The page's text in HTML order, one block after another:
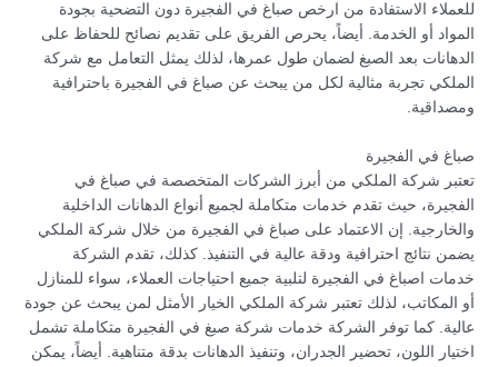
للعملاء الاستفادة من ارخص صباغ في الفجيرة دون التضحية بجودة
المواد أو الخدمة. أيضاً، يحرص الفريق على تقديم نصائح للحفاظ على
الدهانات بعد الصبغ لضمان طول عمرها، لذلك يمثل التعامل مع شركة
الملكي تجربة مثالية لكل من يبحث عن صباغ في الفجيرة باحترافية
ومصداقية.
صباغ في الفجيرة
تعتبر شركة الملكي من أبرز الشركات المتخصصة في صباغ في
الفجيرة، حيث تقدم خدمات متكاملة لجميع أنواع الدهانات الداخلية
والخارجية. إن الاعتماد على صباغ في الفجيرة من خلال شركة الملكي
يضمن نتائج احترافية ودقة عالية في التنفيذ. كذلك، تقدم الشركة
خدمات اصباغ في الفجيرة لتلبية جميع احتياجات العملاء، سواء للمنازل
أو المكاتب، لذلك تعتبر شركة الملكي الخيار الأمثل لمن يبحث عن جودة
عالية. كما توفر الشركة خدمات شركة صبغ في الفجيرة متكاملة تشمل
اختيار اللون، تحضير الجدران، وتنفيذ الدهانات بدقة متناهية. أيضاً، يمكن